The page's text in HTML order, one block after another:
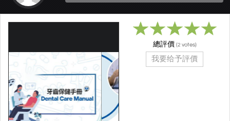
總評價 (2 votes)
我要给予評價